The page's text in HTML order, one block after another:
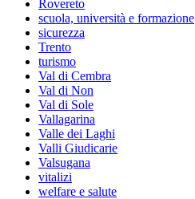
Rovereto
scuola, università e formazione
sicurezza
Trento
turismo
Val di Cembra
Val di Non
Val di Sole
Vallagarina
Valle dei Laghi
Valli Giudicarie
Valsugana
vitalizi
welfare e salute